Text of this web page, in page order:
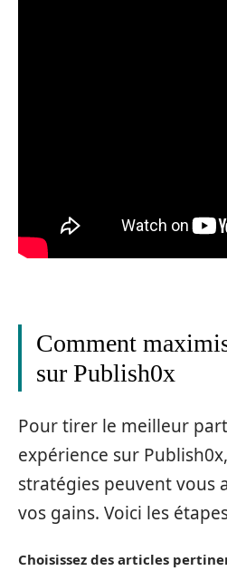
Comment
sur Publish0x
Pour tirer le meilleur
expérience sur
stratégies peuvent vous
vos gains. Voici les
Choisissez des articles